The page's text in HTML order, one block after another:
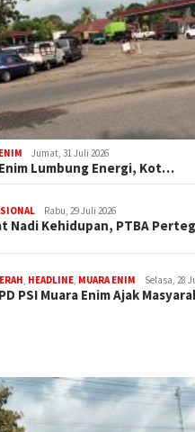
Jumat, 31 Juli 2026
Lumbung Energi, Kot…
Rabu, 29 Juli 2026
Nadi Kehidupan, PTBA
, HEADLINE, MUARA ENIM Selasa, 28
PSI Muara Enim Ajak